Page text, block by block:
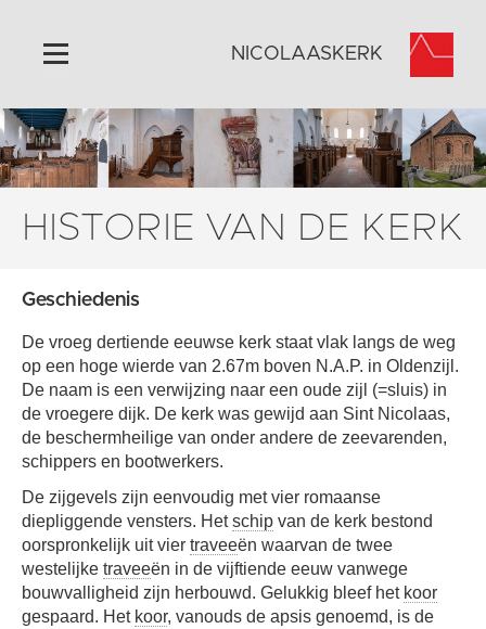
Home
Algemeen
Historie
Activiteiten
Foto's
Doneer
Contact
Vaktaal
NICOLAASKERK
HISTORIE VAN DE KERK
Geschiedenis
De vroeg dertiende eeuwse kerk staat vlak langs de weg
op een hoge wierde van 2.67m boven N.A.P. in Oldenzijl.
De naam is een verwijzing naar een oude zijl (=sluis) in
de vroegere dijk. De kerk was gewijd aan Sint Nicolaas,
de beschermheilige van onder andere de zeevarenden,
schippers en bootwerkers.
De zijgevels zijn eenvoudig met vier romaanse
diepliggende vensters. Hetschip van de kerk bestond
oorspronkelijk uit vier traveeën waarvan de twee
westelijke traveeën in de vijftiende eeuw vanwege
bouwvalligheid zijn herbouwd. Gelukkig bleef het koor
gespaard. Het koor, vanouds de apsis genoemd, is de